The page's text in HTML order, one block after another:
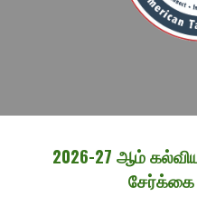
2026-27 ஆம்
சேர்க்கை